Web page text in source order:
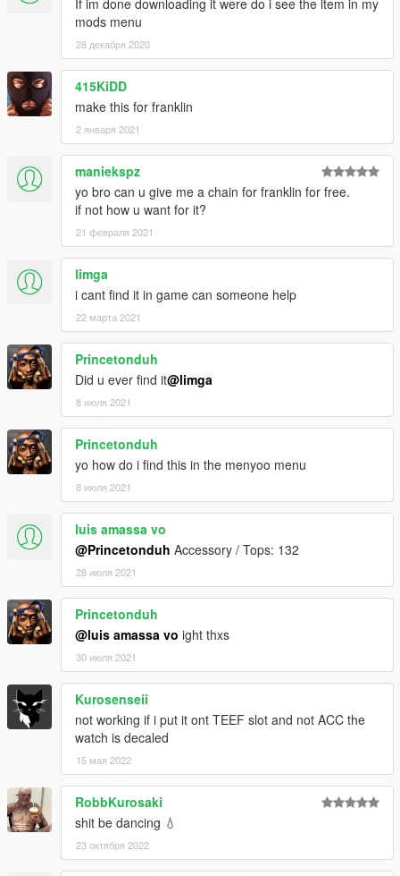
mods menu
28 декабря 2020
415KiDD
make this for franklin
2 января 2021
maniekspz
yo bro can u give me a chain for franklin for free.
if not how u want for it?
21 февраля 2021
limga
i cant find it in game can someone help
22 марта 2021
Princetonduh
Did u ever find it@limga
8 июля 2021
Princetonduh
yo how do i find this in the menyoo menu
8 июля 2021
luis amassa vo
@Princetonduh Accessory / Tops: 132
28 июля 2021
Princetonduh
@luis amassa vo ight thxs
30 июля 2021
Kurosenseii
not working if i put it ont TEEF slot and not ACC the
watch is decaled
15 мая 2022
RobbKurosaki
shit be dancing 💧
23 октября 2022